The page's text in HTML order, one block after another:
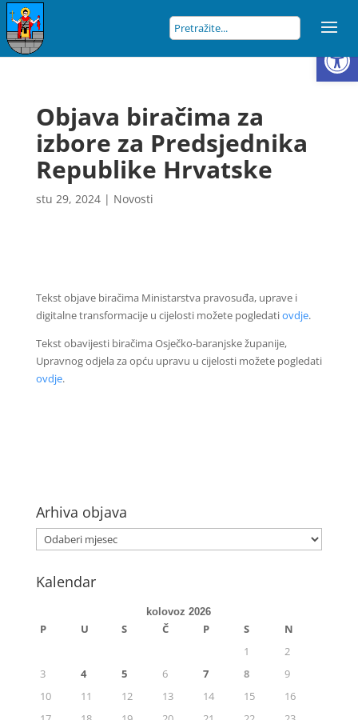
Objava biračima za
izbore za Predsjednika
Republike Hrvatske
stu 29, 2024| Novosti
Tekst objave biračima Ministarstva pravosuđa, uprave i
digitalne transformacije u cijelosti možete pogledatiovdje.
Tekst obavijesti biračima Osječko-baranjske županije,
Upravnog odjela za opću upravu u cijelosti možete pogledati
ovdje.
Arhiva objava
Kalendar
kolovoz 2026
P U S Č P S
N
1
2
3
4 5 6 7 8
9
10
11 12 13 14 15
16